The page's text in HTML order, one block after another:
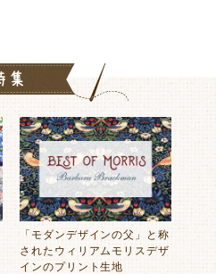
「モダンデザインの父」と称
されたウィリアムモリスデザ
インのプリント生地